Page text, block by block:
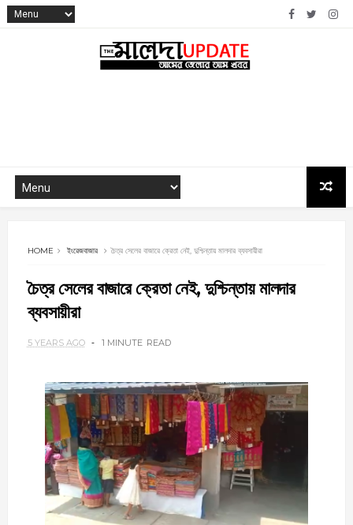
HOME ইংরেজবাজার চৈত্র সেলের বাজারে ক্রেতা নেই, দুশ্চিন্তায় মালদার ব্যবসায়ীরা
চৈত্র সেলের বাজারে ক্রেতা নেই, দুশ্চিন্তায় মালদার
ব্যবসায়ীরা
5 YEARS AGO 1 MINUTE READ